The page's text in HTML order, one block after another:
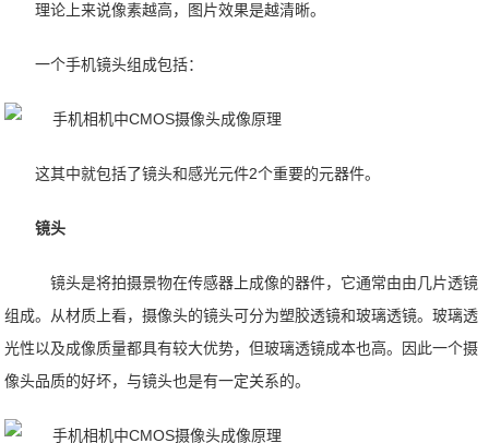
理论上来说像素越高，图片效果是越清晰。
一个手机镜头组成包括：
这其中就包括了镜头和感光元件2个重要的元器件。
镜头
镜头是将拍摄景物在传感器上成像的器件，它通常由由几片透镜
组成。从材质上看，摄像头的镜头可分为塑胶透镜和玻璃透镜。玻璃透
光性以及成像质量都具有较大优势，但玻璃透镜成本也高。因此一个摄
像头品质的好坏，与镜头也是有一定关系的。